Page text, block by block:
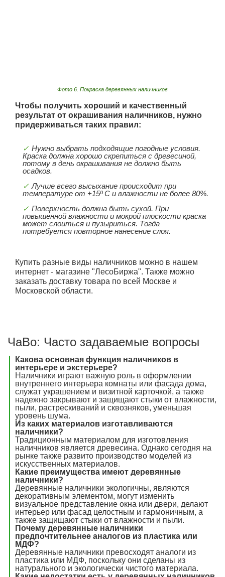
Фото 6. Покраска деревянных наличников
Чтобы получить хороший и качественный
результат от окрашивания наличников, нужно
придерживаться таких правил:
Нужно выбрать подходящие погодные условия.
Краска должна хорошо скрепиться с древесиной,
потому в день окрашивания не должно быть
осадков.
Лучше всего высыхание происходит при
температуре от +15º С и влажности не более 80%.
Поверхность должна быть сухой. При
повышенной влажности и мокрой плоскости краска
может слоиться и пузыриться. Тогда
потребуется повторное нанесение слоя.
Купить разные виды наличников можно в нашем
интернет - магазине "ЛесоБиржа". Также можно
заказать доставку товара по всей Москве и
Московской области.
ЧаВо: Часто задаваемые вопросы
Какова основная функция наличников в
интерьере и экстерьере?
Наличники играют важную роль в оформлении
внутреннего интерьера комнаты или фасада дома,
служат украшением и визитной карточкой, а также
надежно закрывают и защищают стыки от влажности,
пыли, растрескиваний и сквозняков, уменьшая
уровень шума.
Из каких материалов изготавливаются
наличники?
Традиционным материалом для изготовления
наличников является древесина. Однако сегодня на
рынке также развито производство моделей из
искусственных материалов.
Какие преимущества имеют деревянные
наличники?
Деревянные наличники экологичны, являются
декоративным элементом, могут изменить
визуальное представление окна или двери, делают
интерьер или фасад целостным и гармоничным, а
также защищают стыки от влажности и пыли.
Почему деревянные наличники
предпочтительнее аналогов из пластика или
МДФ?
Деревянные наличники превосходят аналоги из
пластика или МДФ, поскольку они сделаны из
натурального и экологически чистого материала.